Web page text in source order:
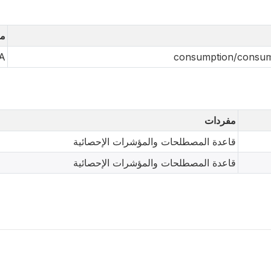
consumption/
مفردات
قاعدة المصطلحات والمؤشرات الإحصائية
قاعدة المصطلحات والمؤشرات الإحصائية